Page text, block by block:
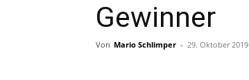
Gewinner
Von Mario Schlimper - 29. Oktober 2019